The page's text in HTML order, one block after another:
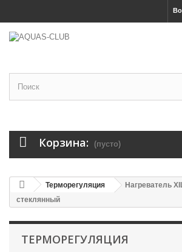
Корзина: (пусто)
Терморегуляция
Нагреватель
стеклянный
ТЕРМОРЕГУЛЯЦИЯ